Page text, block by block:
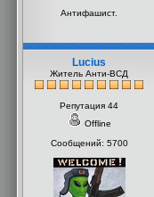
Антифашист.
Lucius
Житель Анти-ВСД
Репутация 44
Offline
Сообщений: 5700